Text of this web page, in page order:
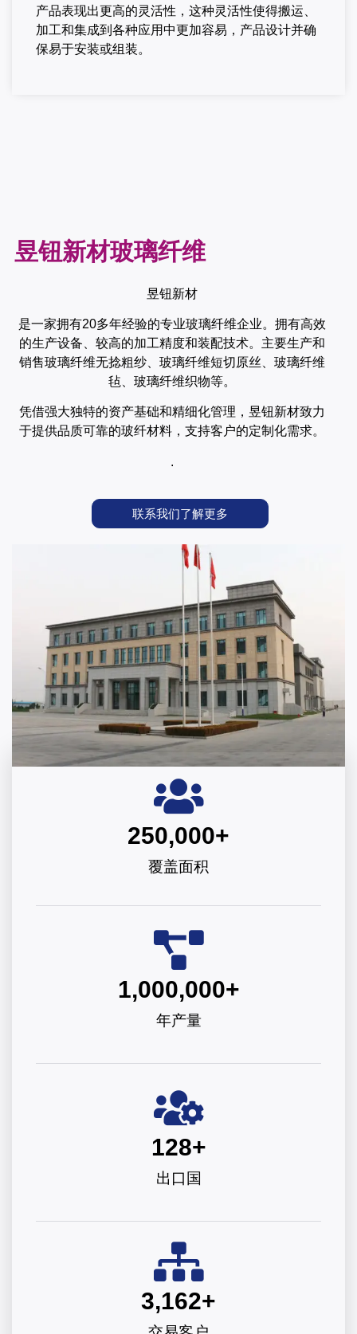
产品表现出更高的灵活性，这种灵活性使得搬运、
加工和集成到各种应用中更加容易，产品设计并确
保易于安装或组装。
昱钮新材玻璃纤维
昱钮新材
是一家拥有20多年经验的专业玻璃纤维企业。拥有高效
的生产设备、较高的加工精度和装配技术。主要生产和
销售玻璃纤维无捻粗纱、玻璃纤维短切原丝、玻璃纤维
毡、玻璃纤维织物等。
凭借强大独特的资产基础和精细化管理，昱钮新材致力
于提供品质可靠的玻纤材料，支持客户的定制化需求。
.
联系我们了解更多
覆盖面积
250,000+
年产量
1,000,000+
出口国
128+
3,162+